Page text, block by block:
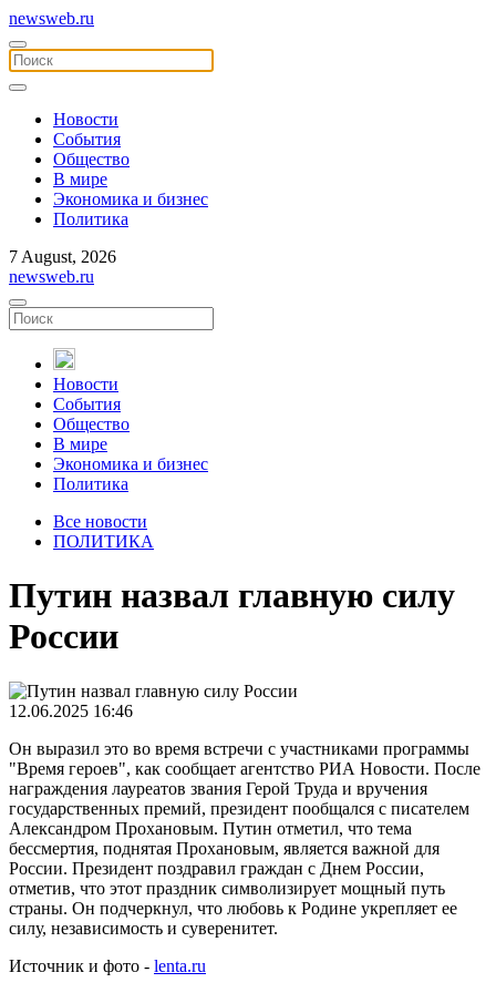
newsweb.ru
Новости
События
Общество
В мире
Экономика и бизнес
Политика
7 August, 2026
newsweb.ru
Новости
События
Общество
В мире
Экономика и бизнес
Политика
Все новости
ПОЛИТИКА
Путин назвал главную силу
России
12.06.2025 16:46
Он выразил это во время встречи с участниками программы
"Время героев", как сообщает агентство РИА Новости. После
награждения лауреатов звания Герой Труда и вручения
государственных премий, президент пообщался с писателем
Александром Прохановым. Путин отметил, что тема
бессмертия, поднятая Прохановым, является важной для
России. Президент поздравил граждан с Днем России,
отметив, что этот праздник символизирует мощный путь
страны. Он подчеркнул, что любовь к Родине укрепляет ее
силу, независимость и суверенитет.
Источник и фото - lenta.ru